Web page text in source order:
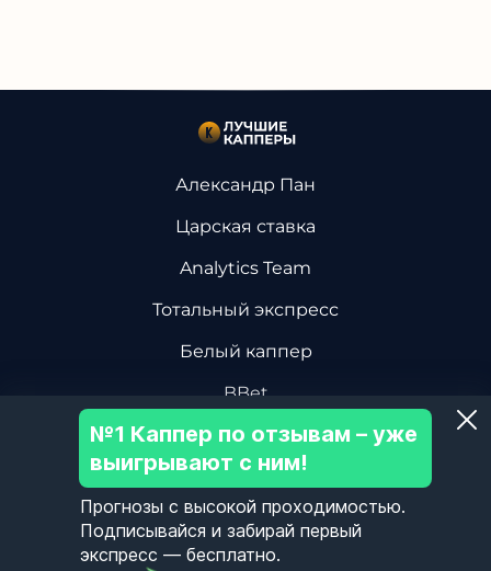
Александр Пан
Царская ставка
Analytics Team
Тотальный экспресс
Белый каппер
BBet
Василий Винокуров
Дмитрий Ревизор БК
Центр Хоккейной Аналитики
Олег Соловьев
№1 Каппер по отзывам – уже
выигрывают с ним!
Прогнозы с высокой проходимостью.
Подписывайся и забирай первый
экспресс — бесплатно.